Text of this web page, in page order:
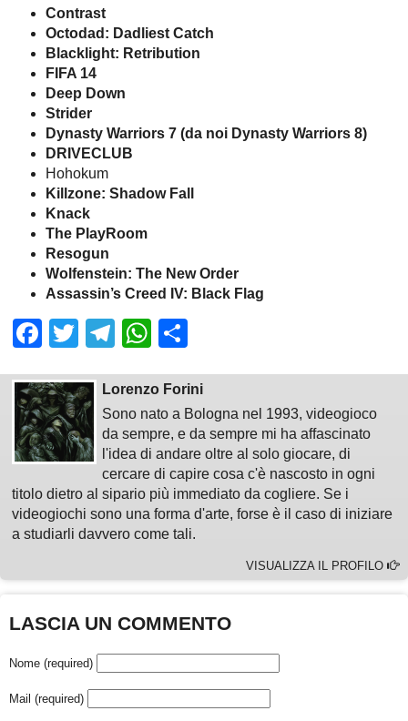
Contrast
Octodad: Dadliest Catch
Blacklight: Retribution
FIFA 14
Deep Down
Strider
Dynasty Warriors 7 (da noi Dynasty Warriors 8)
DRIVECLUB
Hohokum
Killzone: Shadow Fall
Knack
The PlayRoom
Resogun
Wolfenstein: The New Order
Assassin’s Creed IV: Black Flag
Facebook
TwitterTelegram
WhatsApp
Lorenzo Forini
Sono nato a Bologna nel 1993, videogioco
da sempre, e da sempre mi ha affascinato
l'idea di andare oltre al solo giocare, di
cercare di capire cosa c'è nascosto in ogni
titolo dietro al sipario più immediato da cogliere. Se i
videogiochi sono una forma d'arte, forse è il caso di iniziare
a studiarli davvero come tali.
VISUALIZZA IL PROFILO
LASCIA UN COMMENTO
Nome (required)
Mail (required)